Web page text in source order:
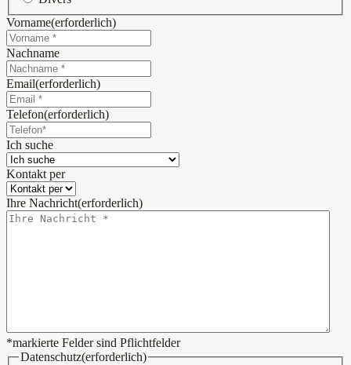
Vorname(erforderlich)
Nachname
Email(erforderlich)
Telefon(erforderlich)
Ich suche
Kontakt per
Ihre Nachricht(erforderlich)
*markierte Felder sind Pflichtfelder
Datenschutz(erforderlich)